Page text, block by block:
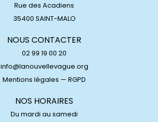
Rue des Acadiens
35400 SAINT-MALO
NOUS CONTACTER
02 99 19 00 20
info@lanouvellevague.org
Mentions légales — RGPD
NOS HORAIRES
Du mardi au samedi